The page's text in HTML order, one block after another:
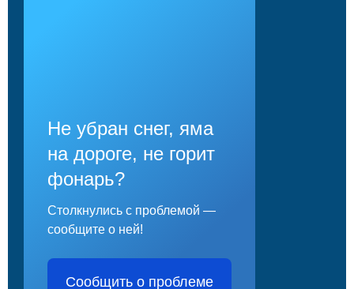
Не убран снег, яма
на дороге, не горит
фонарь?
Столкнулись с проблемой —
сообщите о ней!
Сообщить о проблеме